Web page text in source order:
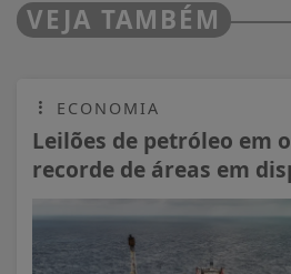
VEJA TAMBÉM
ECONOMIA
Leilões de petróleo em
recorde de áreas em